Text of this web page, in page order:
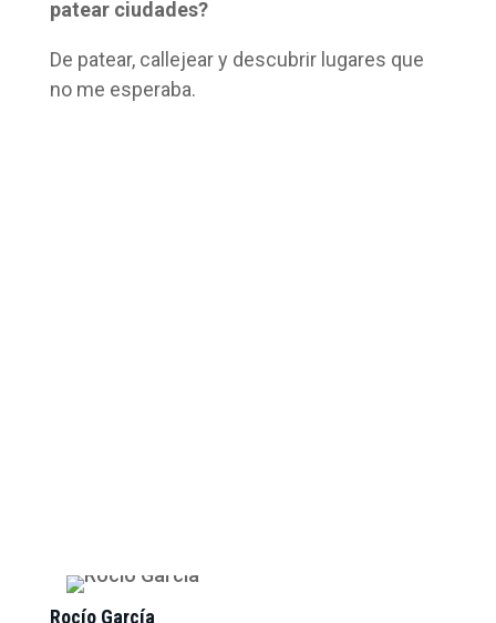
patear ciudades?
De patear, callejear y descubrir lugares que
no me esperaba.
Rocío García